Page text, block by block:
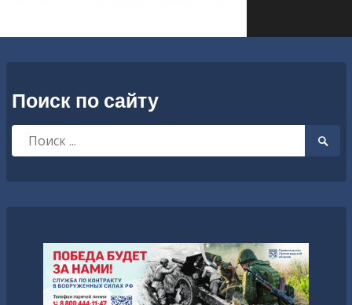
Поиск по сайту
Искать: